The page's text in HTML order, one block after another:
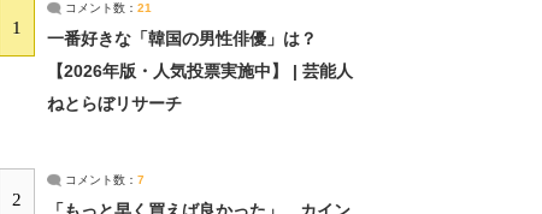
1
コメント数： 21
一番好きな「韓国の男性俳優」は？
【2026年版・人気投票実施中】 | 芸能人
ねとらぼリサーチ
2
コメント数： 7